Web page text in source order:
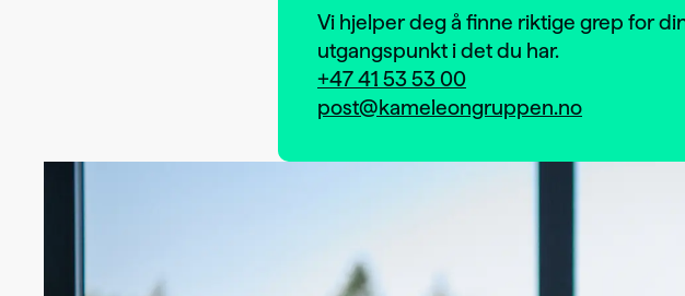
Vi hjelper deg å finne riktige grep for
utgangspunkt i det du har.
+47 41 53 53 00
post@kameleongruppen.no